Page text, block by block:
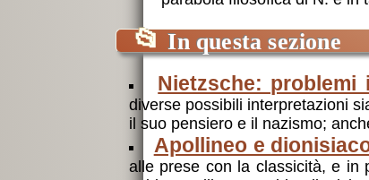
📂 In questa sezione
Nietzsche: problemi
diverse possibili interpretazioni
il suo pensiero e il nazismo;
Apollineo e
alle prese con la classicità, e in